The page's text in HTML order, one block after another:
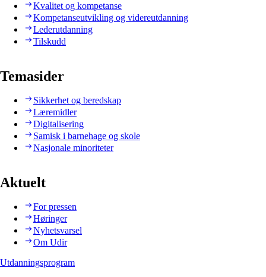
Kvalitet og kompetanse
Kompetanseutvikling og videreutdanning
Lederutdanning
Tilskudd
Temasider
Sikkerhet og beredskap
Læremidler
Digitalisering
Samisk i barnehage og skole
Nasjonale minoriteter
Aktuelt
For pressen
Høringer
Nyhetsvarsel
Om Udir
Utdanningsprogram